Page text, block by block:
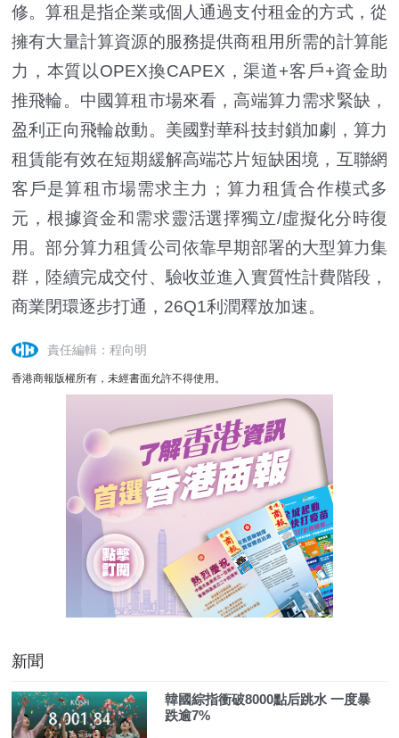
修。算租是指企業或個人通過支付租金的方式，從
擁有大量計算資源的服務提供商租用所需的計算能
力，本質以OPEX換CAPEX，渠道+客戶+資金助
推飛輪。中國算租市場來看，高端算力需求緊缺，
盈利正向飛輪啟動。美國對華科技封鎖加劇，算力
租賃能有效在短期緩解高端芯片短缺困境，互聯網
客戶是算租市場需求主力；算力租賃合作模式多
元，根據資金和需求靈活選擇獨立/虛擬化分時復
用。部分算力租賃公司依靠早期部署的大型算力集
群，陸續完成交付、驗收並進入實質性計費階段，
商業閉環逐步打通，26Q1利潤釋放加速。
責任編輯：程向明
香港商報版權所有，未經書面允許不得使用。
新聞
韓國綜指衝破8000點后跳水 一度暴
跌逾7%